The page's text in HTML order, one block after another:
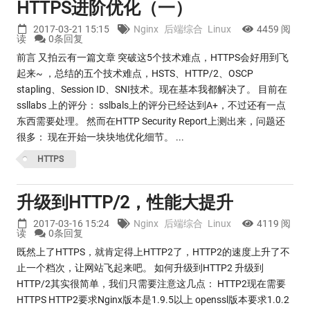
HTTPS进阶优化（一）
2017-03-21 15:15 Nginx 后端综合 Linux
4459 阅
读
0条回复
前言 又拍云有一篇文章 突破这5个技术难点，HTTPS会好用到飞
起来~ ，总结的五个技术难点，HSTS、HTTP/2、OSCP
stapling、Session ID、SNI技术。现在基本我都解决了。 目前在
ssllabs 上的评分： sslbals上的评分已经达到A+，不过还有一点
东西需要处理。 然而在HTTP Security Report上测出来，问题还
很多： 现在开始一块块地优化细节。 ...
HTTPS
升级到HTTP/2，性能大提升
2017-03-16 15:24 Nginx 后端综合 Linux
4119 阅
读
0条回复
既然上了HTTPS，就肯定得上HTTP2了，HTTP2的速度上升了不
止一个档次，让网站飞起来吧。 如何升级到HTTP2 升级到
HTTP/2其实很简单，我们只需要注意这几点： HTTP2现在需要
HTTPS HTTP2要求Nginx版本是1.9.5以上 openssl版本要求1.0.2